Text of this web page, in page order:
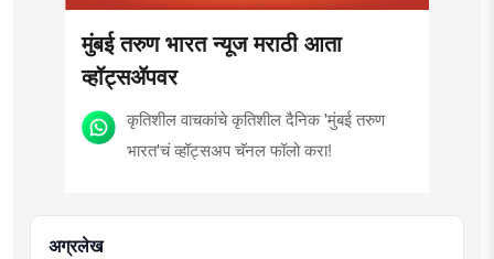
मुंबई तरुण भारत न्यूज मराठी आता
व्हॉट्सॲपवर
कृतिशील वाचकांचे कृतिशील दैनिक 'मुंबई तरुण
भारत'चं व्हॉट्सअप चॅनल फॉलो करा!
अग्रलेख